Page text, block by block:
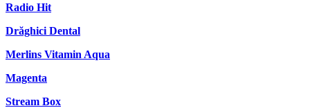
Radio Hit
Drăghici Dental
Merlins Vitamin Aqua
Magenta
Stream Box